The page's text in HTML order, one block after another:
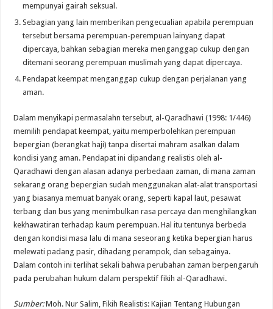
mempunyai gairah seksual.
Sebagian yang lain memberikan pengecualian apabila perempuan
tersebut bersama perempuan-perempuan lainyang dapat
dipercaya, bahkan sebagian mereka menganggap cukup dengan
ditemani seorang perempuan muslimah yang dapat dipercaya.
Pendapat keempat menganggap cukup dengan perjalanan yang
aman.
Dalam menyikapi permasalahn tersebut, al-Qaradhawi (1998: 1/446)
memilih pendapat keempat, yaitu memperbolehkan perempuan
bepergian (berangkat haji) tanpa disertai mahram asalkan dalam
kondisi yang aman. Pendapat ini dipandang realistis oleh al-
Qaradhawi dengan alasan adanya perbedaan zaman, di mana zaman
sekarang orang bepergian sudah menggunakan alat-alat transportasi
yang biasanya memuat banyak orang, seperti kapal laut, pesawat
terbang dan bus yang menimbulkan rasa percaya dan menghilangkan
kekhawatiran terhadap kaum perempuan. Hal itu tentunya berbeda
dengan kondisi masa lalu di mana seseorang ketika bepergian harus
melewati padang pasir, dihadang perampok, dan sebagainya.
Dalam contoh ini terlihat sekali bahwa perubahan zaman berpengaruh
pada perubahan hukum dalam perspektif fikih al-Qaradhawi.
Sumber:Moh. Nur Salim, Fikih Realistis: Kajian Tentang Hubungan